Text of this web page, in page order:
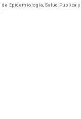
Epidemiología, Salud Pública y